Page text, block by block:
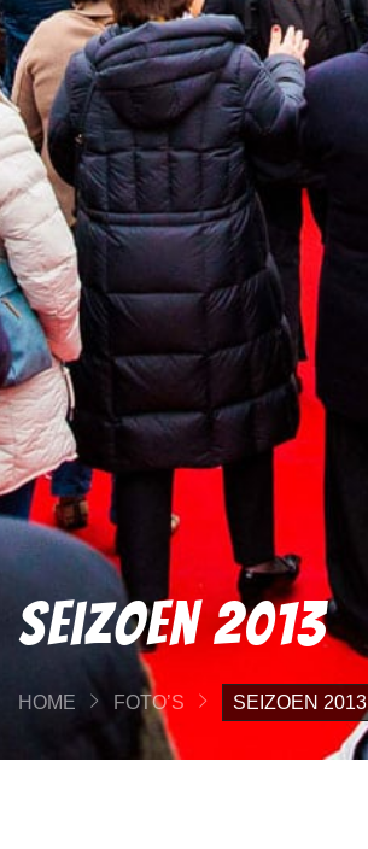
Seizoen 2013
HOME FOTO’S SEIZOEN 2013